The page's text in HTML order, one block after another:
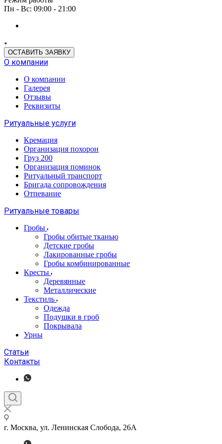
Пн - Вс: 09:00 - 21:00
ОСТАВИТЬ ЗАЯВКУ
О компании
О компании
Галерея
Отзывы
Реквизиты
Ритуальные услуги
Кремация
Организация похорон
Груз 200
Организация поминок
Ритуальный транспорт
Бригада сопровождения
Отпевание
Ритуальные товары
Гробы
Гробы обитые тканью
Детские гробы
Лакированные гробы
Гробы комбинированные
Кресты
Деревянные
Металлические
Текстиль
Одежда
Подушки в гроб
Покрывала
Урны
Статьи
Контакты
г. Москва, ул. Ленинская Слобода, 26А